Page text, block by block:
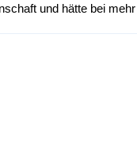
und hätte bei